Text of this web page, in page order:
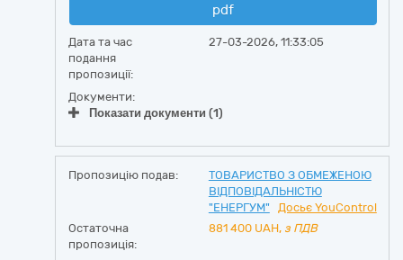
pdf
Дата та час
подання
пропозиції:
27-03-2026, 11:33:05
Документи:
Показати документи (1)
Пропозицію подав:
ТОВАРИСТВО З ОБМЕЖЕНОЮ
ВІДПОВІДАЛЬНІСТЮ
"ЕНЕРГУМ"
Досьє YouControl
Остаточна
пропозиція:
881 400 UAH, з ПДВ